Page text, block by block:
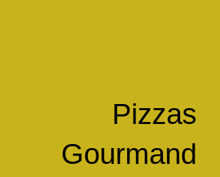
Pizzas
Gourmand